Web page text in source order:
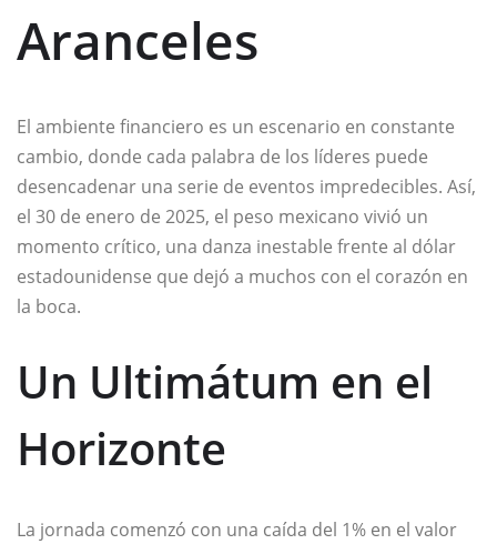
Aranceles
El ambiente financiero es un escenario en constante
cambio, donde cada palabra de los líderes puede
desencadenar una serie de eventos impredecibles. Así,
el 30 de enero de 2025, el peso mexicano vivió un
momento crítico, una danza inestable frente al dólar
estadounidense que dejó a muchos con el corazón en
la boca.
Un Ultimátum en el
Horizonte
La jornada comenzó con una caída del 1% en el valor